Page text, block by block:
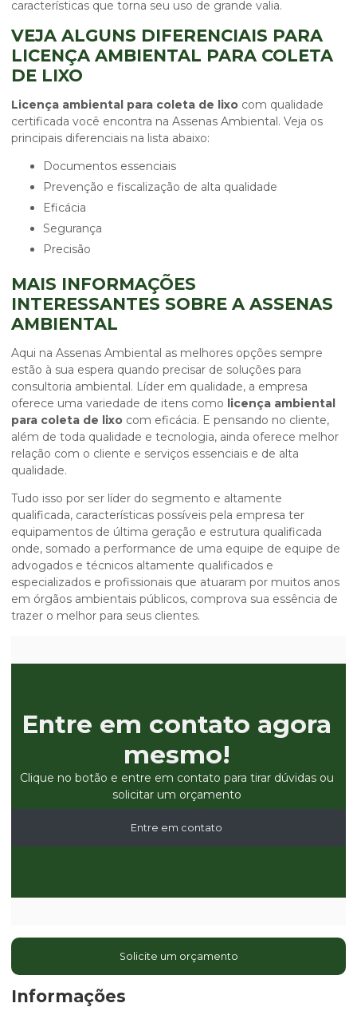
características que torna seu uso de grande valia.
VEJA ALGUNS DIFERENCIAIS PARA
LICENÇA AMBIENTAL PARA COLETA
DE LIXO
Licença ambiental para coleta de lixo com qualidade
certificada você encontra na Assenas Ambiental. Veja os
principais diferenciais na lista abaixo:
documentos essenciais
prevenção e fiscalização de alta qualidade
eficácia
segurança
precisão
MAIS INFORMAÇÕES
INTERESSANTES SOBRE A ASSENAS
AMBIENTAL
Aqui na Assenas Ambiental as melhores opções sempre
estão à sua espera quando precisar de soluções para
consultoria ambiental. Líder em qualidade, a empresa
oferece uma variedade de itens como licença ambiental
para coleta de lixo com eficácia. E pensando no cliente,
além de toda qualidade e tecnologia, ainda oferece melhor
relação com o cliente e serviços essenciais e de alta
qualidade.
Tudo isso por ser líder do segmento e altamente
qualificada, características possíveis pela empresa ter
equipamentos de última geração e estrutura qualificada
onde, somado a performance de uma equipe de equipe de
advogados e técnicos altamente qualificados e
especializados e profissionais que atuaram por muitos anos
em órgãos ambientais públicos, comprova sua essência de
trazer o melhor para seus clientes.
Entre em contato agora
mesmo!
Clique no botão e entre em contato para tirar dúvidas ou
solicitar um orçamento
Entre em contato
Solicite um orçamento
Informações